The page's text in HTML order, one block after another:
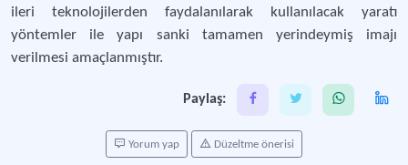
ileri teknolojilerden faydalanılarak kullanılacak yaratı
yöntemler ile yapı sanki tamamen yerindeymiş imajı
verilmesi amaçlanmıştır.
Paylaş:
Yorum yap Düzeltme önerisi